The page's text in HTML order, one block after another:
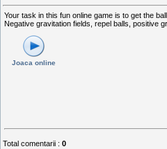
Your task in this fun online game is to get the
Negative gravitation fields, repel balls, positive
Joaca online
Total comentarii : 0